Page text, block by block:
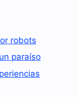
robots
paraíso